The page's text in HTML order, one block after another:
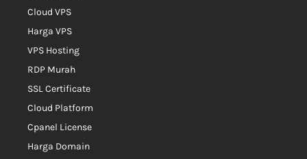
Cloud VPS
Harga VPS
VPS Hosting
RDP Murah
SSL Certificate
Cloud Platform
Cpanel License
Harga Domain